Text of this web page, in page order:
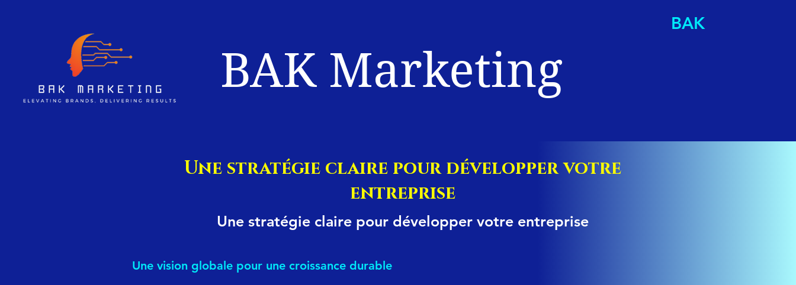
BAK
BAK Marketing
Une stratégie claire pour développer votre
entreprise
Une stratégie claire pour développer votre entreprise
Une vision globale pour une croissance durable